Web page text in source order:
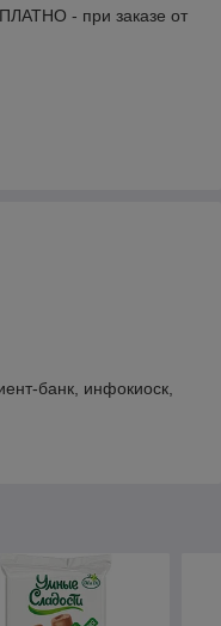
- при заказе от
банк, инфокиоск,